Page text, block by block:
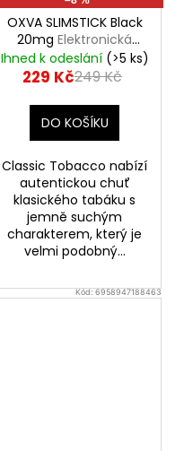
OXVA SLIMSTICK Black
20mg Elektronická
cigareta 1500mAh
Ihned k odeslání (>5 ks)
229 Kč249 Kč
DO KOŠÍKU
Classic Tobacco nabízí
autentickou chuť
klasického tabáku s
jemně suchým
charakterem, který je
velmi podobný...
Kód:6958947188463